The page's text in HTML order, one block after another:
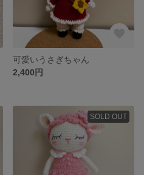
可愛いうさぎちゃん
2,400円
SOLD OUT